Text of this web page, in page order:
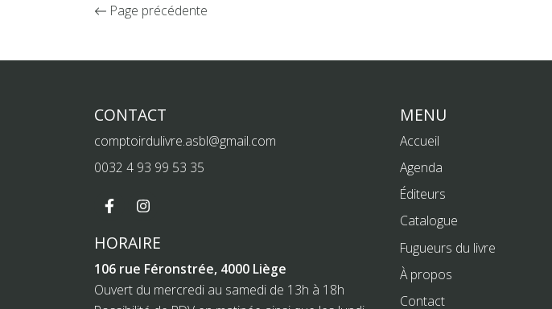
Page précédente
CONTACT
comptoirdulivre.asbl@gmail.com
0032 4 93 99 53 35
HORAIRE
106 rue Féronstrée, 4000 Liège
Ouvert du mercredi au samedi de 13h à 18h
MENU
Accueil
Agenda
Éditeurs
Catalogue
Fugueurs du livre
À propos
Contact